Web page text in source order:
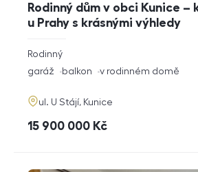
Rodinný dům v obci Kunice –
u Prahy s krásnými výhledy
rozměry
dispozice
Rodinný
funkce
garáž balkon v rodinném domě
adresa
ul. U Stájí, Kunice
cena
15 900 000 Kč